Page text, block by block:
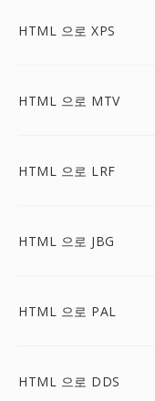
HTML 으로 XPS
HTML 으로 MTV
HTML 으로 LRF
HTML 으로 JBG
HTML 으로 PAL
HTML 으로 DDS